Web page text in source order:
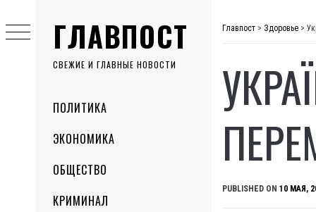
ГЛАВПОСТ
СВЕЖИЕ И ГЛАВНЫЕ НОВОСТИ
MenuПОЛИТИКА
ЭКОНОМИКА
ОБЩЕСТВО
КРИМИНАЛ
to
content
Главпост > Здоровье >
PUBLISHED ON 10 МАЯ,